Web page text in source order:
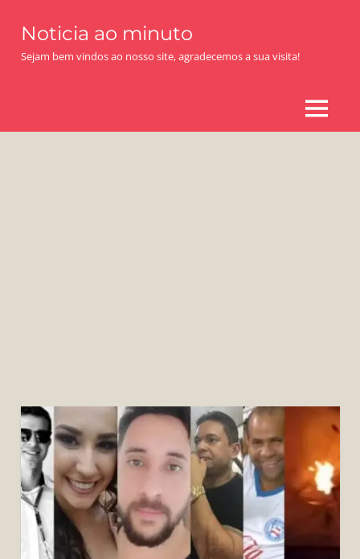
content
Noticia ao minuto
Sejam bem vindos ao nosso site, agradecemos a sua visita!
MENU